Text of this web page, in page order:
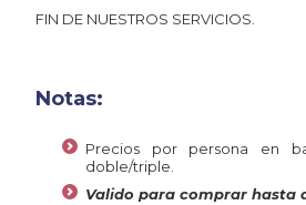
FIN DE NUESTROS SERVICIOS.
Notas:
Precios por persona en
doble/triple.
Valido para comprar hasta